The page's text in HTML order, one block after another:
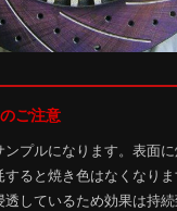
ご注意
プルになります。表面
すると焼き色はなくなり
透しているため効果は持